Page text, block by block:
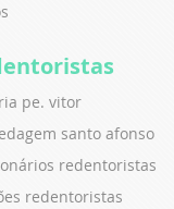
pe. vitor
santo afonso
redentoristas
redentoristas